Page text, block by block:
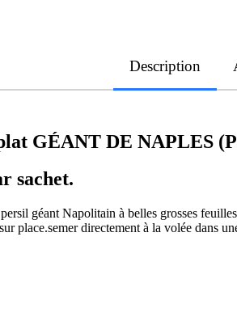
Description
GÉANT DE NAPLES
sachet.
géant Napolitain à belles grosses
place.semer directement à la volée dans